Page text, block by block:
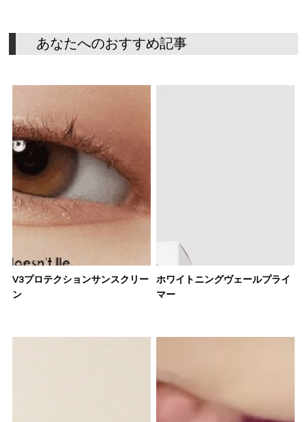
あなたへのおすすめ記事
V3プロテクションサンスクリー
ン
ホワイトニングヴェールプライ
マー